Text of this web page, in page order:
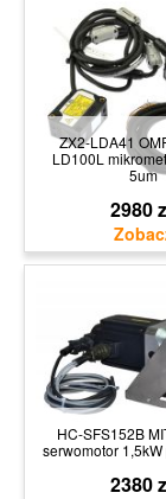
ZX2-LDA41
LD100L
5um
2980
HC-SFS152B
serwomotor 1,5kW
2380